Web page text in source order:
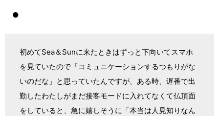
●
初めてSea＆Sunに来たときはずっと下向いてスマホ
を見ていたので「コミュニケーションするつもりがな
いのだな」と思っていたんですが、ある時、遅番で出
勤したわたしがまだ接客モードに入れてなくて仏頂面
をしていると、急に嬉しそうに「本当は人見知りなん